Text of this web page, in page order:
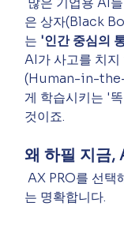
은 상자(Black
는 '인간 중심의
AI가 사고를 치지
(Human-in-the-
게 학습시키는 '
것이죠.
왜 하필 지금,
AX PRO를 선택
는 명확합니다.